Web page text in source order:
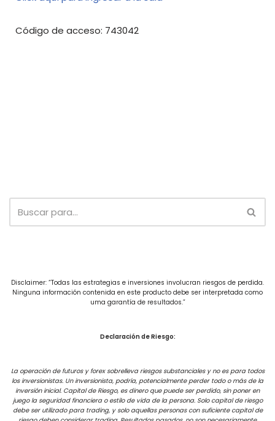
Código de acceso: 743042
Disclaimer: “Todas las estrategias e inversiones involucran riesgos de perdida.
Ninguna información contenida en este producto debe ser interpretada como
uma garantía de resultados.”
Declaración de Riesgo:
La operación de futuros y forex sobrelleva riesgos substanciales y no es para todos
los inversionistas. Un inversionista, podría, potencialmente perder todo o más de la
inversión inicial. Capital de Riesgo, es dinero que puede ser perdido, sin poner en
juego la seguridad financiera o estilo de vida de la persona. Solo capital de riesgo
debe ser utilizado para trading, y solo aquellas personas con suficiente capital de